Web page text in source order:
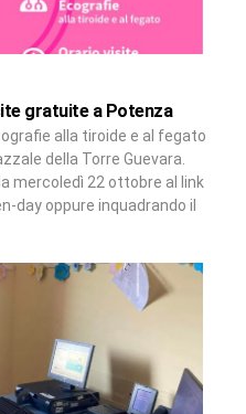
gratuite a Potenza
alla tiroide e al fegato
della Torre Guevara.
mercoledì 22 ottobre al link
day oppure inquadrando il